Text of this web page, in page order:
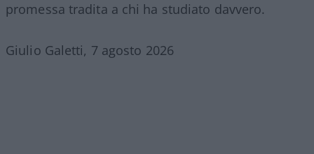
promessa tradita a chi ha studiato davvero.
Giulio Galetti, 7 agosto 2026